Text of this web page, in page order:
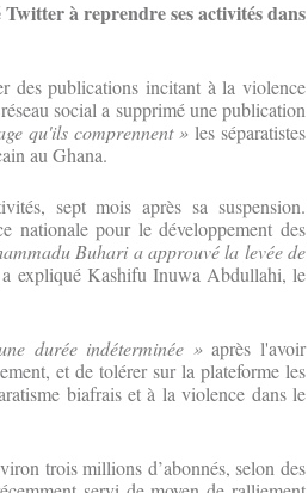
à reprendre ses activités dans
des publications incitant à la violence
social a supprimé une publication
qu'ils comprennent » les séparatistes
au Ghana.
sept mois après sa suspension.
nationale pour le développement des
Buhari a approuvé la levée de
expliqué Kashifu Inuwa Abdullahi, le
durée indéterminée »après l'avoir
et de tolérer sur la plateforme les
biafrais et à la violence dans le
trois millions d’abonnés, selon des